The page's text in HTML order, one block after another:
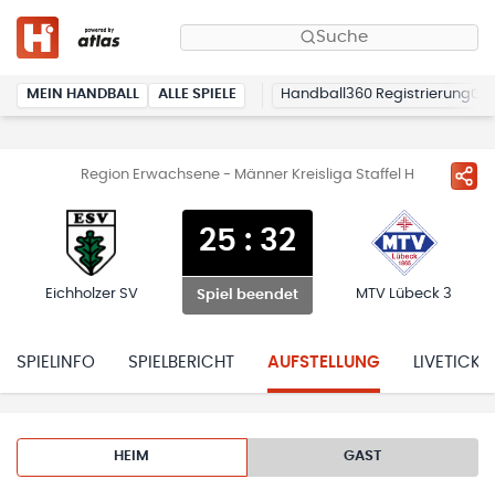
Suche
MEIN HANDBALL ALLE SPIELE Handball360 Registrierung
Region Erwachsene - Männer Kreisliga Staffel H
Eichholzer SV
25 : 32
Spiel beendet MTV Lübeck 3
SPIELINFO SPIELBERICHT AUFSTELLUNG
HEIM GAST